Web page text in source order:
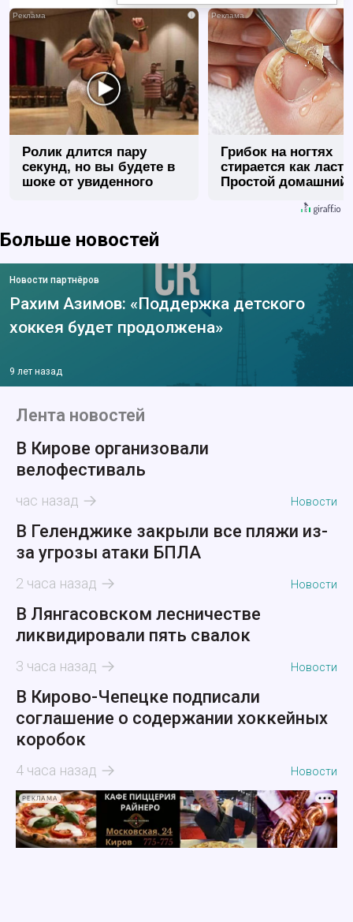
i
Ролик длится пару
секунд, но вы будете в
шоке от увиденного
Грибок на ногтях
стирается как
Простой домашний
Больше новостей
Новости партнёров
Рахим Азимов: «Поддержка детского
хоккея будет продолжена»
9 лет назад
Лента новостей
В Кирове организовали
велофестиваль
час назад Новости
В Геленджике закрыли все пляжи из-
за угрозы атаки БПЛА
2 часа назад Новости
В Лянгасовском лесничестве
ликвидировали пять свалок
3 часа назад Новости
В Кирово-Чепецке подписали
соглашение о содержании хоккейных
коробок
4 часа назад Новости
РЕКЛАМА